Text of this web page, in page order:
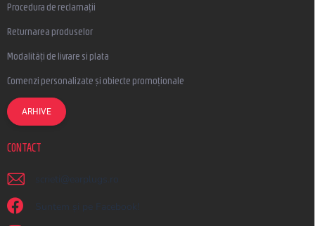
Procedura de reclamații
Returnarea produselor
Modalități de livrare si plata
Comenzi personalizate și obiecte promoționale
ARHIVE
CONTACT
scrieti @ earplugs.ro
Suntem și pe Facebook!